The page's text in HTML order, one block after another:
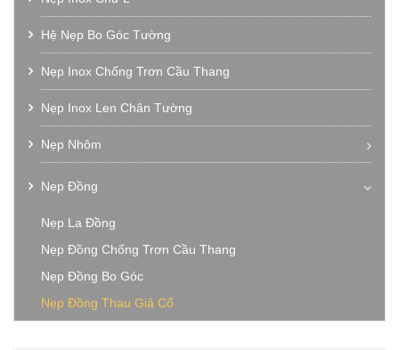
Hệ Nẹp Bo Góc Tường
Nẹp Inox Chống Trơn Cầu Thang
Nẹp Inox Len Chân Tường
Nẹp Nhôm
Nẹp Nhôm Chữ V
Nẹp Đồng
Nẹp La Đồng
Nẹp Đồng Chống Trơn Cầu Thang
Nẹp Đồng Bo Góc
Nẹp Đồng Thau Giả Cổ